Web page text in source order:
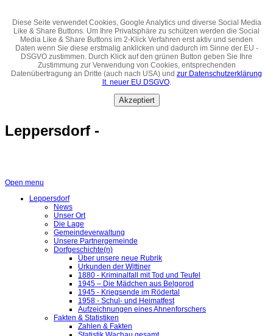
Diese Seite verwendet Cookies, Google Analytics und diverse Social Media
Like & Share Buttons. Um Ihre Privatsphäre zu schützen werden die Social
Media Like & Share Buttons im 2-Klick Verfahren erst aktiv und senden
Daten wenn Sie diese erstmalig anklicken und dadurch im Sinne der EU -
DSGVO zustimmen. Durch Klick auf den grünen Button geben Sie Ihre
Zustimmung zur Verwendung von Cookies, entsprechenden
Datenübertragung an Dritte (auch nach USA) und zur Datenschutzerklärung
lt. neuer EU DSGVO.
Akzeptiert
Leppersdorf -
Open menu
Leppersdorf
News
Unser Ort
Die Lage
Gemeindeverwaltung
Unsere Partnergemeinde
Dorfgeschichte(n)
Über unsere neue Rubrik
Urkunden der Wittiner
1880 - Kriminalfall mit Tod und Teufel
1945 – Die Mädchen aus Belgorod
1945 - Kriegsende im Rödertal
1958 - Schul- und Heimatfest
Aufzeichnungen eines Ahnenforschers
Fakten & Statistiken
Zahlen & Fakten